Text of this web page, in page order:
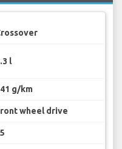
l
g/km
wheel drive